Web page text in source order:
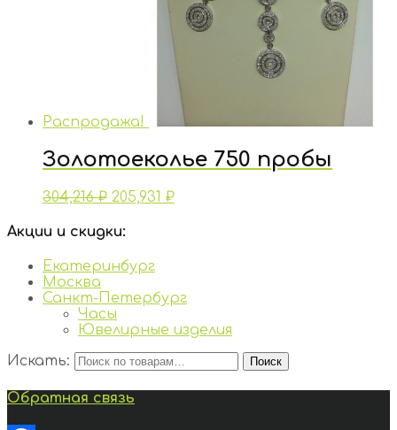
Распродажа!
Золотоеколье 750 пробы
304,216₽ 205,931 ₽
Акции и скидки:
Екатеринбург
Москва
Санкт-Петербург
Часы
Ювелирные изделия
Искать:
Поиск
Обратная связь